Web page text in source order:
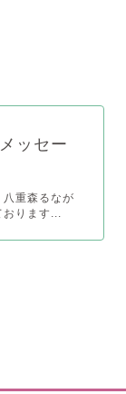
ッセー
重森るなが
おります...